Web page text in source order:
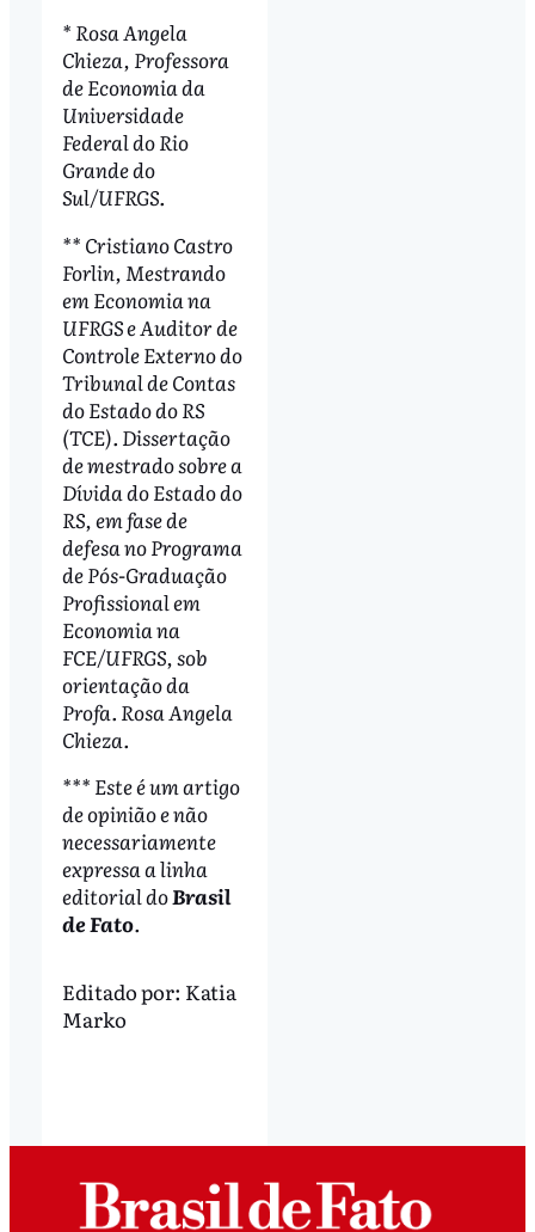
* Rosa Angela
Chieza, Professora
de Economia da
Universidade
Federal do Rio
Grande do
Sul/UFRGS.
** Cristiano Castro
Forlin, Mestrando
em Economia na
UFRGS e Auditor de
Controle Externo do
Tribunal de Contas
do Estado do RS
(TCE). Dissertação
de mestrado sobre a
Dívida do Estado do
RS, em fase de
defesa no Programa
de Pós-Graduação
Profissional em
Economia na
FCE/UFRGS, sob
orientação da
Profa. Rosa Angela
Chieza.
*** Este é um artigo
de opinião e não
necessariamente
expressa a linha
editorial doBrasil
de Fato.
Editado por: Katia
Marko